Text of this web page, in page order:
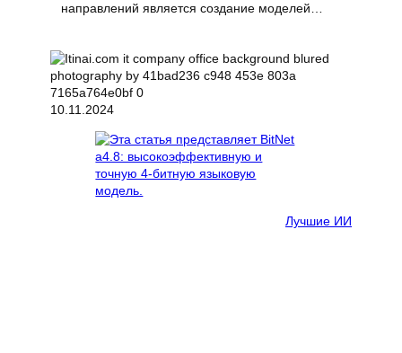
направлений является создание моделей…
10.11.2024
Лучшие ИИ